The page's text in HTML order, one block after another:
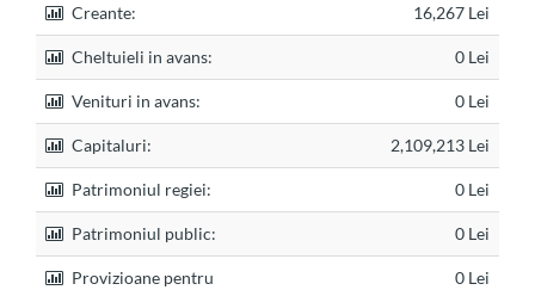
Creante: 16,267 Lei
Cheltuieli in avans: 0 Lei
Venituri in avans: 0 Lei
Capitaluri: 2,109,213 Lei
Patrimoniul regiei: 0 Lei
Patrimoniul public: 0 Lei
Provizioane pentru
0 Lei